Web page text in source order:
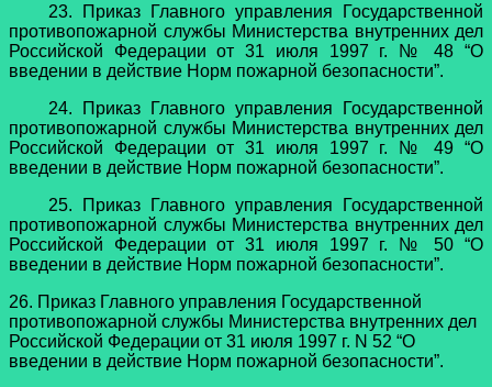
23. Приказ Главного управления Государственной
противопожарной службы Министерства внутренних дел
Российской Федерации от 31 июля 1997 г. № 48 “О
введении в действие Норм пожарной безопасности”.
24. Приказ Главного управления Государственной
противопожарной службы Министерства внутренних дел
Российской Федерации от 31 июля 1997 г. № 49 “О
введении в действие Норм пожарной безопасности”.
25. Приказ Главного управления Государственной
противопожарной службы Министерства внутренних дел
Российской Федерации от 31 июля 1997 г. № 50 “О
введении в действие Норм пожарной безопасности”.
26. Приказ Главного управления Государственной
противопожарной службы Министерства внутренних дел
Российской Федерации от 31 июля 1997 г. N 52 “О
введении в действие Норм пожарной безопасности”.